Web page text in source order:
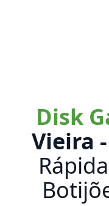
Disk
Vieira -